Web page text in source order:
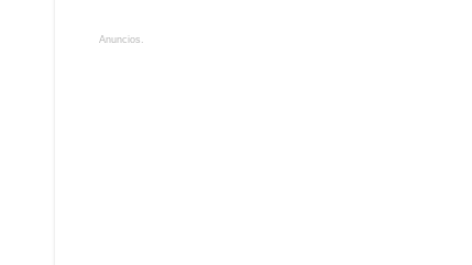
Anuncios.